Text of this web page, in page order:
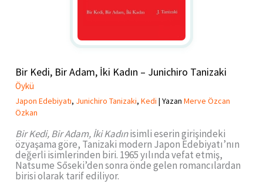
Bir Kedi, Bir Adam, İki Kadın – Junichiro Tanizaki
Öykü
Japon Edebiyatı, Junichiro Tanizaki,Kedi | Yazan Merve Özcan
Özkan
Bir Kedi, Bir Adam, İki Kadınisimli eserin girişindeki
özyaşama göre, Tanizaki modern Japon Edebiyatı’nın
değerli isimlerinden biri. 1965 yılında vefat etmiş,
Natsume Sōseki’den sonra önde gelen romancılardan
birisi olarak tarif ediliyor.